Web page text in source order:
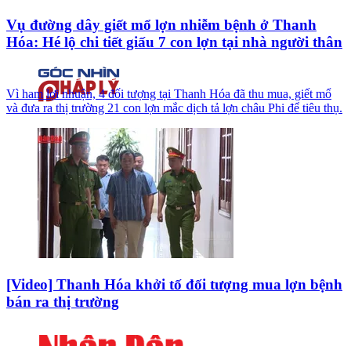
Vụ đường dây giết mổ lợn nhiễm bệnh ở Thanh
Hóa: Hé lộ chi tiết giấu 7 con lợn tại nhà người thân
Vì ham lợi nhuận, 4 đối tượng tại Thanh Hóa đã thu mua, giết mổ
và đưa ra thị trường 21 con lợn mắc dịch tả lợn châu Phi để tiêu thụ.
[Video] Thanh Hóa khởi tố đối tượng mua lợn bệnh
bán ra thị trường